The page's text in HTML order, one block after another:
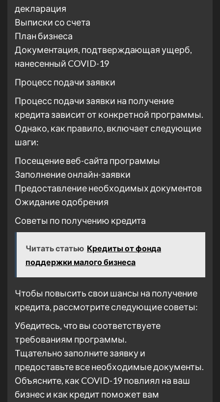
декларация
Выписки со счета
План бизнеса
Документация, подтверждающая ущерб,
нанесенный COVID-19
Процесс подачи заявки
Процесс подачи заявки на получение
кредита зависит от конкретной программы.
Однако, как правило, включает следующие
шаги:
Посещение веб-сайта программы
Заполнение онлайн-заявки
Предоставление необходимых документов
Ожидание одобрения
Советы по получению кредита
Читать статью Кредиты от фонда
поддержки малого бизнеса
Чтобы повысить свои шансы на получение
кредита, рассмотрите следующие советы:
Убедитесь, что вы соответствуете
требованиям программы.
Тщательно заполните заявку и
предоставьте все необходимые документы.
Объясните, как COVID-19 повлиял на ваш
бизнес и как кредит поможет вам